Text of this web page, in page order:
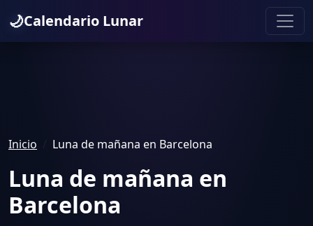
🌙Calendario Lunar
Inicio Luna de mañana en Barcelona
Luna de mañana en
Barcelona